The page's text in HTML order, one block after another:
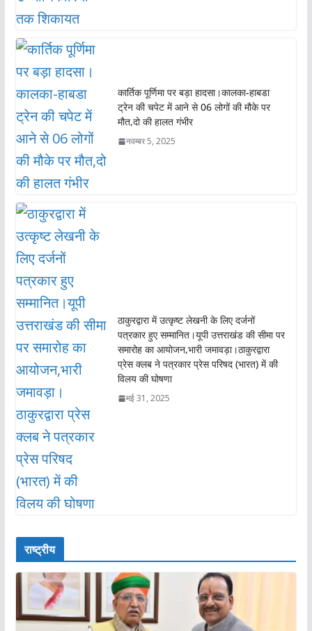
कार्तिक पूर्णिमा पर बड़ा हादसा।कालका-हाबडा
ट्रेन की चपेट में आने से 06 लोगों की मौके पर
मौत,दो की हालत गंभीर
नवम्बर 5, 2025
ठाकुरद्वारा में उत्कृष्ट लेखनी के लिए दर्जनों
पत्रकार हुए सम्मानित।यूपी उत्तराखंड की सीमा पर
समारोह का आयोजन,भारी जमावड़ा।ठाकुरद्वारा
प्रेस क्लब ने पत्रकार प्रेस परिषद (भारत) में की
विलय की घोषणा
मई 31, 2025
राष्ट्रीय